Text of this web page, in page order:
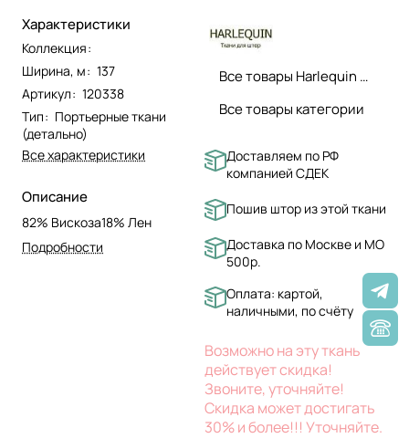
Характеристики
Коллекция:
Ширина, м: 137
Артикул: 120338
Тип: Портьерные ткани
(детально)
Все характеристики
Описание
82% Вискоза18% Лен
Подробности
Все товары Harlequin ткани
Все товары категории
Доставляем по РФ
компанией СДЕК
Пошив штор из этой ткани
Доставка по Москве и МО
500р.
Оплата: картой,
наличными, по счёту
Возможно на эту ткань
действует скидка!
Звоните, уточняйте!
Скидка может достигать
30% и более!!! Уточняйте.